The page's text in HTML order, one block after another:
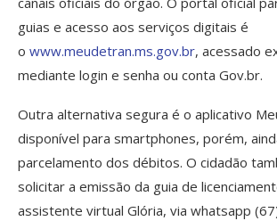
guias e acesso aos serviços digitais é
o www.meudetran.ms.gov.br, acessado
mediante login e senha ou conta Gov.br.
Outra alternativa segura é o aplicativo
disponível para smartphones, porém,
parcelamento dos débitos. O cidadão
solicitar a emissão da guia de
assistente virtual Glória, via whatsapp